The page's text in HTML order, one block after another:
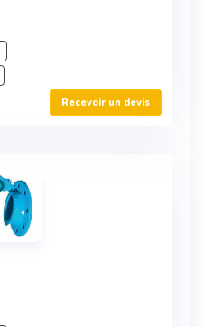
Recevoir un devis